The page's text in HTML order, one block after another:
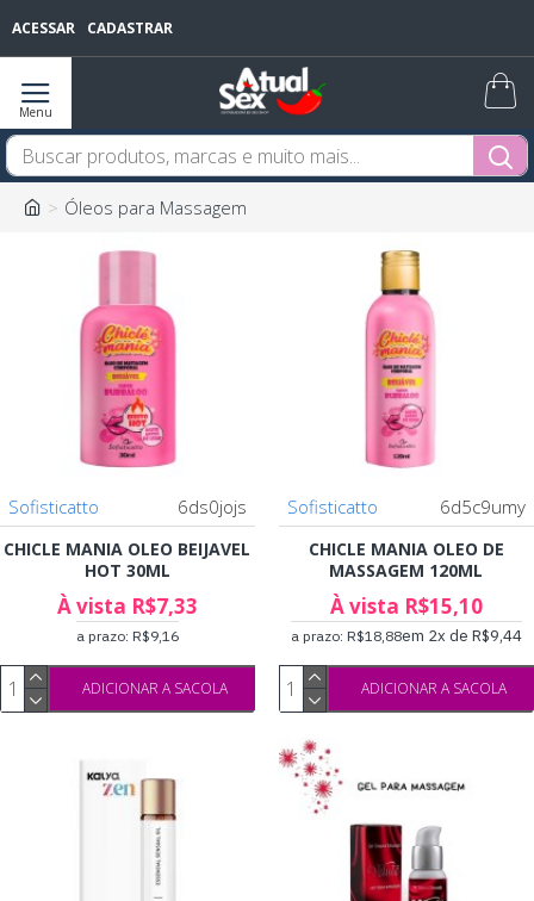
ACESSAR CADASTRAR
Óleos para Massagem
Sofisticatto 6ds0jojs
CHICLE MANIA OLEO BEIJAVEL
HOT 30ML
À vista R$7,33
a prazo: R$9,16
ADICIONAR A SACOLA
Sofisticatto 6d5c9umy
CHICLE MANIA OLEO DE
MASSAGEM 120ML
À vista R$15,10
a prazo: R$18,88em 2x de R$9,44
ADICIONAR A SACOLA